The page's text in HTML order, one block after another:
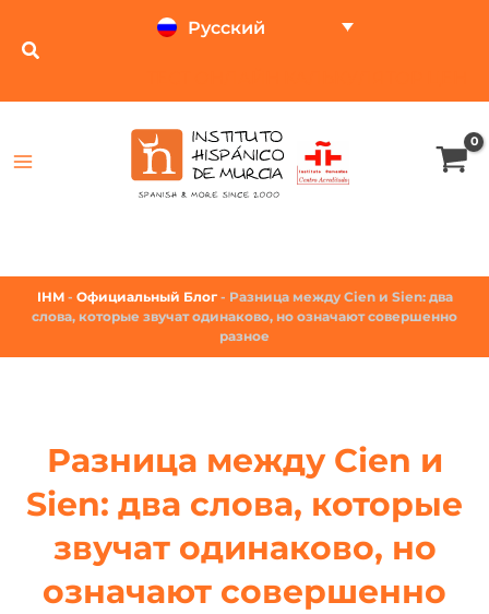
Русский
IHM - Официальный Блог - Разница между Cien и Sien: два
слова, которые звучат одинаково, но означают совершенно
разное
Разница между Cien и
Sien: два слова, которые
звучат одинаково, но
означают совершенно